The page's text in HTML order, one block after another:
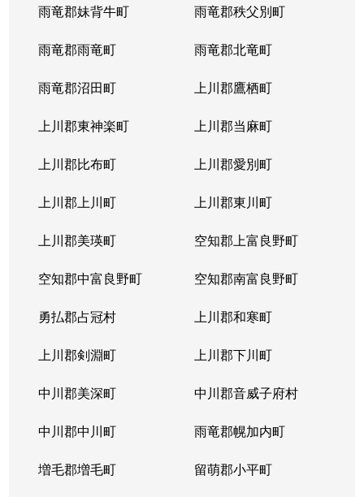
雨竜郡妹背牛町 雨竜郡秩父別町
雨竜郡雨竜町 雨竜郡北竜町
雨竜郡沼田町 上川郡鷹栖町
上川郡東神楽町 上川郡当麻町
上川郡比布町 上川郡愛別町
上川郡上川町 上川郡東川町
上川郡美瑛町 空知郡上富良野町
空知郡中富良野町 空知郡南富良野町
勇払郡占冠村 上川郡和寒町
上川郡剣淵町 上川郡下川町
中川郡美深町 中川郡音威子府村
中川郡中川町 雨竜郡幌加内町
増毛郡増毛町 留萌郡小平町